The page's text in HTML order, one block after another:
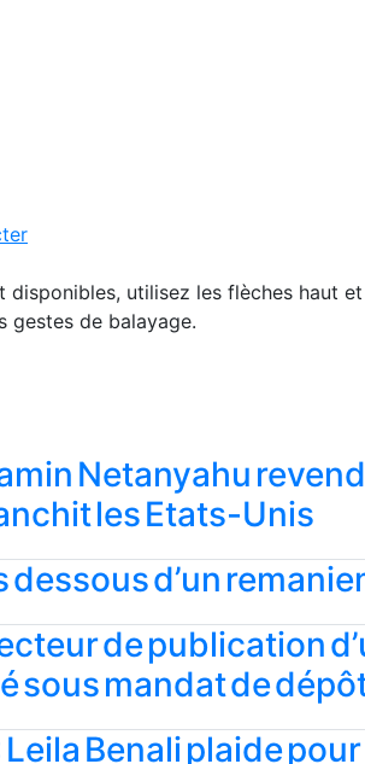
utilisez les flèches haut
gestes de balayage.
Netanyahu
les Etats-Unis
dessous d’un
de publication
sous mandat de
Benali plaide pour